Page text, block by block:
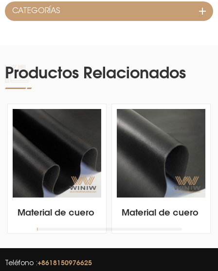
CATEGORÍAS
Productos Relacionados
Material de cuero
texturizada para
fundas de
Material de cuero
texturizada para
Teléfono :+8618150976625